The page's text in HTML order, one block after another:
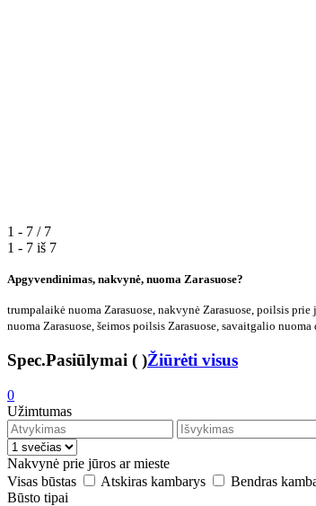
1 - 7 / 7
1 - 7 iš 7
Apgyvendinimas, nakvynė, nuoma Zarasuose?
trumpalaikė nuoma Zarasuose, nakvynė Zarasuose, poilsis
nuoma Zarasuose, šeimos poilsis Zarasuose, savaitgalio
Spec.Pasiūlymai ( )Žiūrėti visus
0
Užimtumas
Nakvynė prie jūros ar mieste
Visas būstas
Atskiras kambarys
Bendras
Būsto tipai